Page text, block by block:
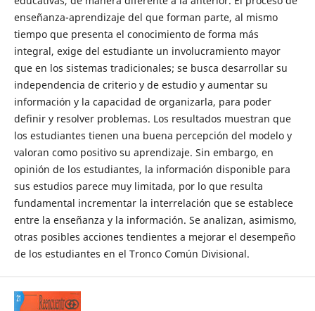
enseñanza-aprendizaje del que forman parte, al mismo
tiempo que presenta el conocimiento de forma más
integral, exige del estudiante un involucramiento mayor
que en los sistemas tradicionales; se busca desarrollar su
independencia de criterio y de estudio y aumentar su
información y la capacidad de organizarla, para poder
definir y resolver problemas. Los resultados muestran que
los estudiantes tienen una buena percepción del modelo y
valoran como positivo su aprendizaje. Sin embargo, en
opinión de los estudiantes, la información disponible para
sus estudios parece muy limitada, por lo que resulta
fundamental incrementar la interrelación que se establece
entre la enseñanza y la información. Se analizan, asimismo,
otras posibles acciones tendientes a mejorar el desempeño
de los estudiantes en el Tronco Común Divisional.